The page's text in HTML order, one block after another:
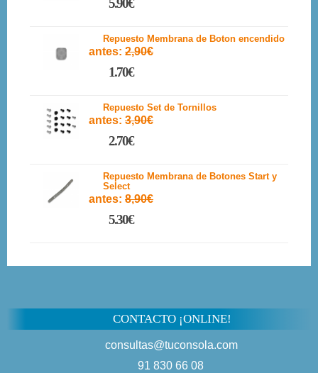
5.90€
Repuesto Membrana de Boton encendido
antes: 2,90€
1.70€
Repuesto Set de Tornillos
antes: 3,90€
2.70€
Repuesto Membrana de Botones Start y
Select
antes: 8,90€
5.30€
CONTACTO ¡ONLINE!
consultas@tuconsola.com
91 830 66 08